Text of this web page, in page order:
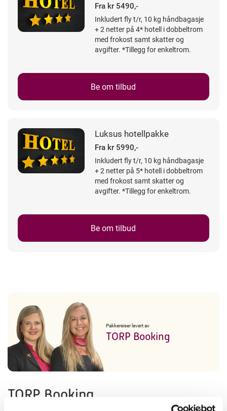
Fra kr 5490,-
Inkludert fly t/r, 10 kg håndbagasje
+ 2 netter på 4* hotell i dobbeltrom
med frokost samt skatter og
avgifter. *Tillegg for enkeltrom.
Be om tilbud
Luksus hotellpakke
Fra kr 5990,-
Inkludert fly t/r, 10 kg håndbagasje
+ 2 netter på 5* hotell i dobbeltrom
med frokost samt skatter og
avgifter. *Tillegg for enkeltrom.
Be om tilbud
Pakkereiser levert av
TORP Booking
TORP Booking